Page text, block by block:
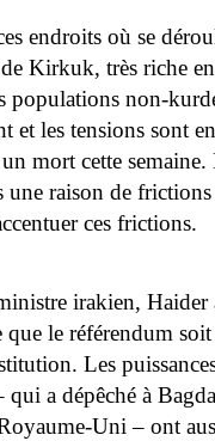
endroits où se
Kirkuk, très riche
populations non-
et les tensions sont
mort cette
une raison de
ces frictions.
irakien,
que le référendum
Les
qui a dépêché à
Uni – ont